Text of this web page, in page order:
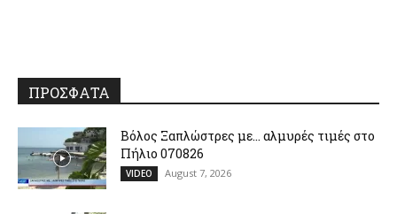
ΠΡΟΣΦΑΤΑ
Βόλος Ξαπλώστρες με… αλμυρές τιμές στο
Πήλιο 070826
VIDEO August 7, 2026